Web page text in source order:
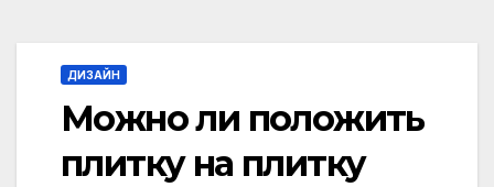
ДИЗАЙН
Можно ли положить
плитку на плитку